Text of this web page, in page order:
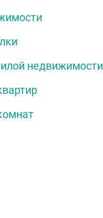
недвижимости